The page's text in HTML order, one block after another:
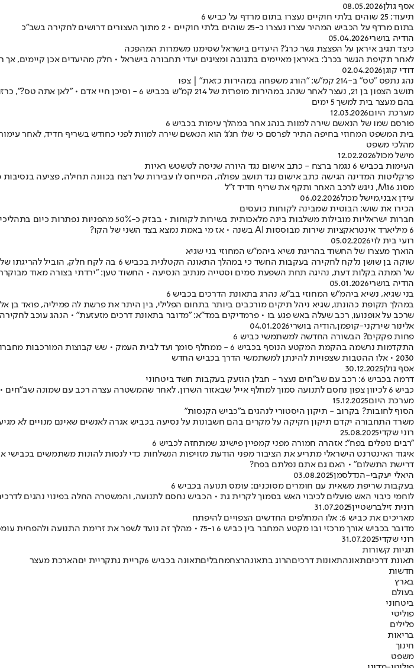
אסף גולן08.05.2026
תיעוד: 25 שוהים בלתי חוקיים נעצרו בתום מרדף על כביש 6
בתום מרדף על הכביש המהיר עצרו נעצרו כ-25 שוהים בלתי חוקיים • 2 מתוך העצורים דרושים לחקירה בשב"כ
הודיה בושרי05.04.2026
כיצד תגיב איראן על הפצצת גשר כרג’? היעדים בישראל שסימנו משמרות המהפכה
לאחר תקיפת הגשר בכרג': באיראן מאיימים בתגובה ומציגים יעדי תחבורה בישראל • חלק מהיעדים אכן קיימים, אך
דודי קוגן02.04.2026
נהג נתפס "טס" ב-214 קמ"ש: "הורג משפחה במהירות כזאת" | צפו
תושב הצפון בן 21, נעצר לאחר שנהג במהירות מופרזת
בהם מעצר בית למשך 5 ימים
מערכת היום12.03.2026
פורסם שמו של הנאשם שירה למוות בנהג אחר במהלך עימות בכביש 6
בית המשפט המחוזי בחיפה התיר לפרסם כי שלו חג'ג' הוא הנאשם שירה למוות לפני כחודש בשריף חדיד, לאחר
מהלכי משפט
מישל מכול12.02.2026
העימות בכביש 6 נגמר ברצח - כתב אישום נגד היורה שניסה לטשטש ראיות
פרקליטות המדינה הגישה כתב אישום נגד תושב עפולה, המייחס לו עבירות של רצח בכוונה תחילה, פציעה
מסוג M16, ניגש לרכב האחר ותקף את שריף חדיד ז"ל
עידן אבני,מישל מכול06.02.2026
הכירו את שוש: הבוטית שמבינה לקוחות כועסים
6 מיליארד אינטראקציות שירות מבוססות AI בשנה • אז מי באמת נמצא בצד השני של הקו?
רועי בית לוי05.02.2026
הוארך מעצרו של החשוד בהריגת נשיא ביהמ"ש המחוזי בני שגיא
של המתה בקלות דעת, נהיגה תחת השפעת סמים וסטייה מנתיב הנסיעה • החשוד טען: "ירדתי בצורה מאוד מבוקרת
הודיה בושרי05.01.2026
בני שגיא, נשיא ביהמ"ש המחוזי בב"ש, נהרג בתאונת הדרכים בכביש 6
במהלך תקופת כהונתו, שגיא ניהל תיקים מורכבים ביותר בתחום הפלילי, בין היתר את פרשת לה פמיליה, פואד בן
שרכב על אופנועו, רכב שעלה באש פגע בו • פרמדיקים במד"א: "מדובר בתאונת דרכים מזעזעת" • הנהג עוכב לחקירה
אלינור שירקני-קופמן,הודיה בושרי04.01.2026
פחות פקקים? הבשורה החדשה למשתמשי כביש 6
2030 • אלו ההטבות שצפויות להינתן למשתמשי הדרך בכביש החדש
אסף גולן30.12.2025
דרמה בכביש 6: רכב עם שב"חים נעצר - חבלן הוזעק בעקבות חשד ביטחוני
כביש 6 לכיוון צפון נחסם לתנועה סמוך למחלף אייל שבאזור השרון, לאחר שהמשטרה עצרה רכב עם שמונה שב"חים • מהמשטרה נמסר כי הכביש נחסם עד לסיום בדיקת חבלן לשם הסרת חשד ביטחוני
מערכת היום15.12.2025
הסוף לחובות? בקרוב - תיקון היסטורי לנהגים ב"כביש הקנסות"
משרד התחבורה יקדם תיקון חקיקה על מקרים בהם חשבונות על נסיעה בכביש אגרה לאנשים שאינם מנויים לא
רוני שקדי25.08.2025
"רבים נופלים בפח": אזהרה חמורה מפני קמפיין פישינג שמתחזה לכביש 6
איגוד האינטרנט הישראלי מתריע את הציבור מפני הודעת מזויפות הנשלחות כדי לנסות להונות משתמשים
דרישת התשלום" • האם גם אתם נפלתם בפח?
היאלי יעקבי-הנדלסמן03.08.2025
בעקבות שריפת משאית עם חומרים מסוכנים: עומס תנועה בכביש 6
לוחמי כיבוי האש פועלים לכיבוי האש בסמוך לקרית גת • הכביש נחסם לתנועה, והמשטרה החלה בפינוי נהגים
רונית זילברשטיין31.07.2025
מאריכים את כביש 6: אלו המחלפים החדשים הצפויים להיפתח
מדובר בכביש אורך מרכזי ובו מקטע המחבר בין כביש 6 ו-75 • מהלך זה נועד לשפר את זרימת התנועה ולהפחית עומסים
רוני שקדי31.07.2025
תגיות קשורות
תאונת דרכיםתאונהתאונות דרכיםהרוג בתאונהרצחמחבליםתאונה בכביש 6 קריית גתקריית יםהארכת מעצר
חדשות
בארץ
בעולם
ביטחוני
פוליטי
פלילים
בריאות
חינוך
משפט